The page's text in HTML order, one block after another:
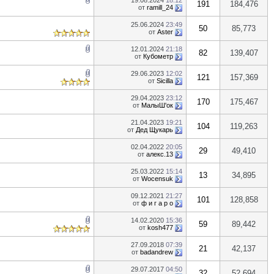
от ramill_24 191 184,476
25.06.2024 23:49
от Aster 50 85,773
12.01.2024 21:18
от Кубометр 82 139,407
29.06.2023 12:02
от Sicilla 121 157,369
29.04.2023 23:12
от МалыШ'ок 170 175,467
21.04.2023 19:21
от Дед Щукарь 104 119,263
02.04.2022 20:05
от алекс.13 29 49,410
25.03.2022 15:14
от Wocensuk 13 34,895
09.12.2021 21:27
от ф и г а р о 101 128,858
14.02.2020 15:36
от kosh477 59 89,442
27.09.2018 07:39
от badandrew 21 42,137
29.07.2017 04:50